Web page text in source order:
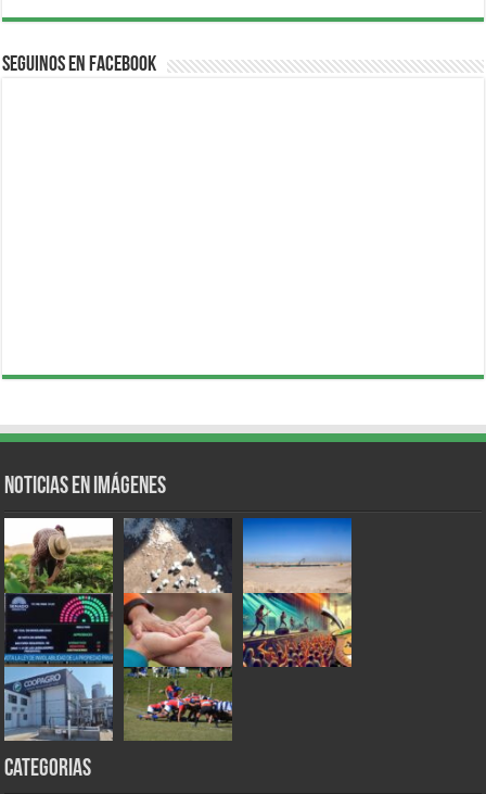
Seguinos en Facebook
Noticias en Imágenes
Categorias